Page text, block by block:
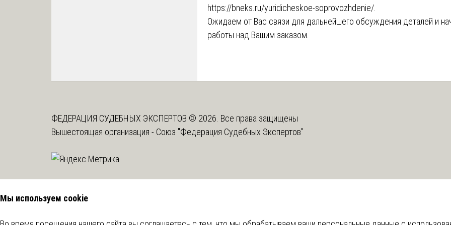
https://bneks.ru/yuridicheskoe-soprovozhdenie/
Ожидаем от Вас связи для дальнейшего обсуждения деталей и
работы над Вашим заказом.
ФЕДЕРАЦИЯ СУДЕБНЫХ ЭКСПЕРТОВ © 2026. Все права защищены
Вышестоящая организация - Союз "Федерация Судебных Экспертов"
Мы используем cookie